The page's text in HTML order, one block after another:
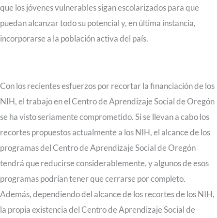
que los jóvenes vulnerables sigan escolarizados para que
puedan alcanzar todo su potencial y, en última instancia,
incorporarse a la población activa del país.
Con los recientes esfuerzos por recortar la financiación de los
NIH, el trabajo en el Centro de Aprendizaje Social de Oregón
se ha visto seriamente comprometido. Si se llevan a cabo los
recortes propuestos actualmente a los NIH, el alcance de los
programas del Centro de Aprendizaje Social de Oregón
tendrá que reducirse considerablemente, y algunos de esos
programas podrían tener que cerrarse por completo.
Además, dependiendo del alcance de los recortes de los NIH,
la propia existencia del Centro de Aprendizaje Social de